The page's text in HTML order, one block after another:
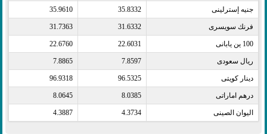
جنيه إسترلينى​ 35.8332
35.9610
فرنك سويسرى​ 31.6332
31.7363
100 ين يابانى​ 22.6031
22.6760
ريال سعودى​ 7.8597
7.8865
دينار كويتى​ 96.5325
96.9318
درهم اماراتى​ 8.0385
8.0645
اليوان الصينى​ 4.3734
4.3887